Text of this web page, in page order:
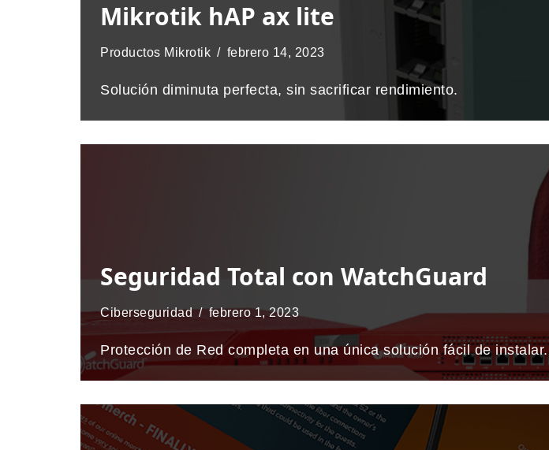
Mikrotik hAP ax lite
Productos Mikrotik febrero 14, 2023
Solución diminuta perfecta, sin sacrificar rendimiento.
Seguridad Total con WatchGuard
Ciberseguridad febrero 1, 2023
Protección de Red completa en una única solución fácil de instalar.